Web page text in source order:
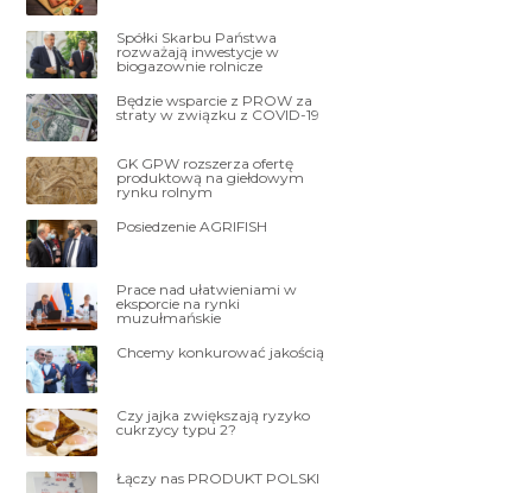
Spółki Skarbu Państwa
rozważają inwestycje w
biogazownie rolnicze
Będzie wsparcie z PROW za
straty w związku z COVID-19
GK GPW rozszerza ofertę
produktową na giełdowym
rynku rolnym
Posiedzenie AGRIFISH
Prace nad ułatwieniami w
eksporcie na rynki
muzułmańskie
Chcemy konkurować jakością
Czy jajka zwiększają ryzyko
cukrzycy typu 2?
Łączy nas PRODUKT POLSKI